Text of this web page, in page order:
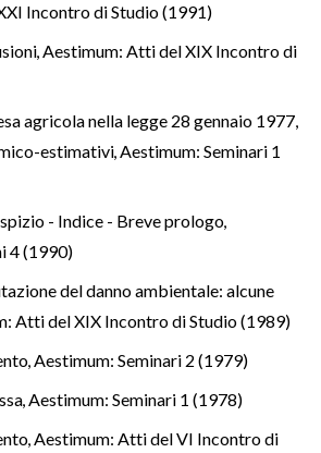
Incontro di Studio (1991)
,Aestimum: Atti del XIX Incontro di
agricola nella legge 28 gennaio 1977,
estimativi,Aestimum: Seminari 1
- Indice - Breve prologo,
4 (1990)
del danno ambientale: alcune
Atti del XIX Incontro di Studio (1989)
,Aestimum: Seminari 2 (1979)
,Aestimum: Seminari 1 (1978)
,Aestimum: Atti del VI Incontro di